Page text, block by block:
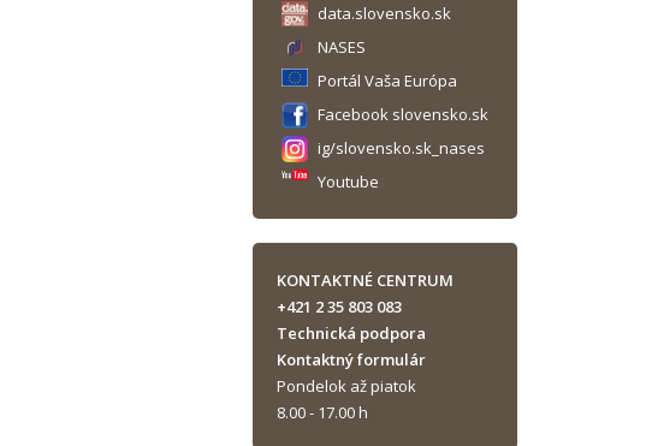
data.slovensko.sk
NASES
Portál Vaša Európa
Facebook slovensko.sk
ig/slovensko.sk_nases
Youtube
KONTAKTNÉ CENTRUM
+421 2 35 803 083
Technická podpora
Kontaktný formulár
Pondelok až piatok
8.00 - 17.00 h